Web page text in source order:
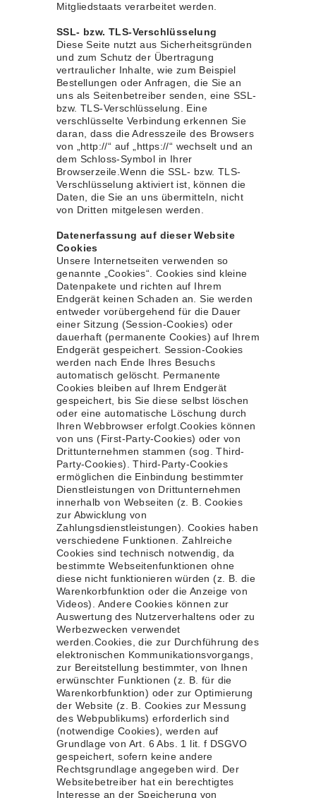
Mitgliedstaats verarbeitet werden.
SSL- bzw. TLS-Verschlüsselung
Diese Seite nutzt aus Sicherheitsgründen
und zum Schutz der Übertragung
vertraulicher Inhalte, wie zum Beispiel
Bestellungen oder Anfragen, die Sie an
uns als Seitenbetreiber senden, eine SSL-
bzw. TLS-Verschlüsselung. Eine
verschlüsselte Verbindung erkennen Sie
daran, dass die Adresszeile des Browsers
von „http://“ auf „https://“ wechselt und an
dem Schloss-Symbol in Ihrer
Browserzeile.Wenn die SSL- bzw. TLS-
Verschlüsselung aktiviert ist, können die
Daten, die Sie an uns übermitteln, nicht
von Dritten mitgelesen werden.
Datenerfassung auf dieser Website
Cookies
Unsere Internetseiten verwenden so
genannte „Cookies“. Cookies sind kleine
Datenpakete und richten auf Ihrem
Endgerät keinen Schaden an. Sie werden
entweder vorübergehend für die Dauer
einer Sitzung (Session-Cookies) oder
dauerhaft (permanente Cookies) auf Ihrem
Endgerät gespeichert. Session-Cookies
werden nach Ende Ihres Besuchs
automatisch gelöscht. Permanente
Cookies bleiben auf Ihrem Endgerät
gespeichert, bis Sie diese selbst löschen
oder eine automatische Löschung durch
Ihren Webbrowser erfolgt.Cookies können
von uns (First-Party-Cookies) oder von
Drittunternehmen stammen (sog. Third-
Party-Cookies). Third-Party-Cookies
ermöglichen die Einbindung bestimmter
Dienstleistungen von Drittunternehmen
innerhalb von Webseiten (z. B. Cookies
zur Abwicklung von
Zahlungsdienstleistungen). Cookies haben
verschiedene Funktionen. Zahlreiche
Cookies sind technisch notwendig, da
bestimmte Webseitenfunktionen ohne
diese nicht funktionieren würden (z. B. die
Warenkorbfunktion oder die Anzeige von
Videos). Andere Cookies können zur
Auswertung des Nutzerverhaltens oder zu
Werbezwecken verwendet
werden.Cookies, die zur Durchführung des
elektronischen Kommunikationsvorgangs,
zur Bereitstellung bestimmter, von Ihnen
erwünschter Funktionen (z. B. für die
Warenkorbfunktion) oder zur Optimierung
der Website (z. B. Cookies zur Messung
des Webpublikums) erforderlich sind
(notwendige Cookies), werden auf
Grundlage von Art. 6 Abs. 1 lit. f DSGVO
gespeichert, sofern keine andere
Rechtsgrundlage angegeben wird. Der
Websitebetreiber hat ein berechtigtes
Interesse an der Speicherung von